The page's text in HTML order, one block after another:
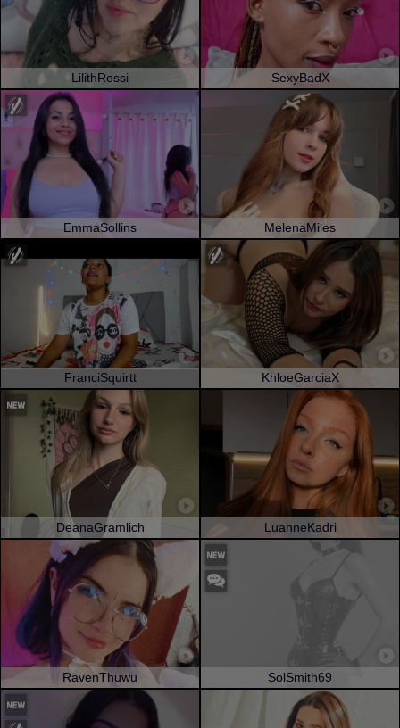
LilithRossi SexyBadX
EmmaSollins MelenaMiles
FranciSquirtt KhloeGarciaX
DeanaGramlich LuanneKadri
RavenThuwu SolSmith69